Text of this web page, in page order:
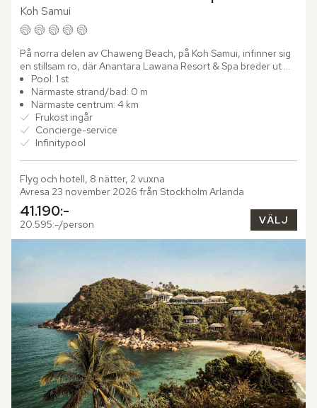
Koh Samui
På norra delen av Chaweng Beach, på Koh Samui, infinner sig
en stillsam ro, där Anantara Lawana Resort & Spa breder ut
sig. Omgiven av tropisk grönska, tillräckligt avskilt för att...
Pool: 1 st
Närmaste strand/bad: 0 m
Närmaste centrum: 4 km
Frukost ingår
Concierge-service
Infinitypool
Flyg och hotell, 8 nätter, 2 vuxna
Avresa 23 november 2026 från Stockholm Arlanda
41.190:-
20.595:-/person VÄLJ